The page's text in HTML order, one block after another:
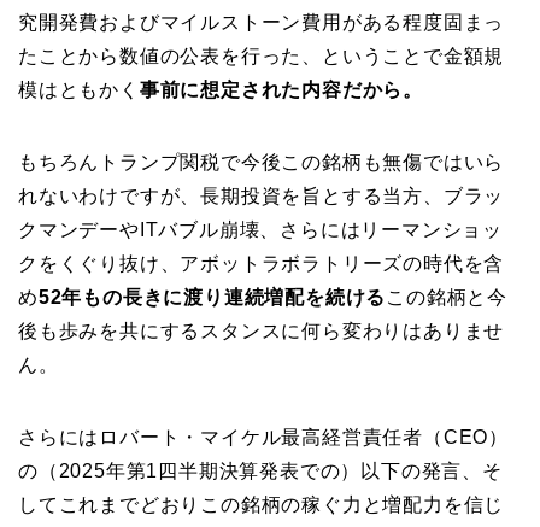
究開発費およびマイルストーン費用がある程度固まっ
たことから数値の公表を行った、ということで金額規
模はともかく 事前に想定された内容だから。
もちろんトランプ関税で今後この銘柄も無傷ではいら
れないわけですが、長期投資を旨とする当方、ブラッ
クマンデーやITバブル崩壊、さらにはリーマンショッ
クをくぐり抜け、アボットラボラトリーズの時代を含
め52年もの長きに渡り連続増配を続ける この銘柄と今
後も歩みを共にするスタンスに何ら変わりはありませ
ん。
さらにはロバート・マイケル最高経営責任者（CEO）
の（2025年第1四半期決算発表での）以下の発言、そ
してこれまでどおりこの銘柄の稼ぐ力と増配力を信じ